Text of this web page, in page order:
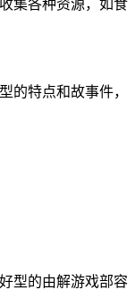
集各种资源，如食
的特点和故事件，
型的由解游戏部容